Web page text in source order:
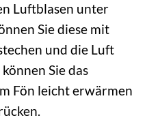
Luftblasen unter
Sie diese mit
und die Luft
Sie das
Fön leicht erwärmen